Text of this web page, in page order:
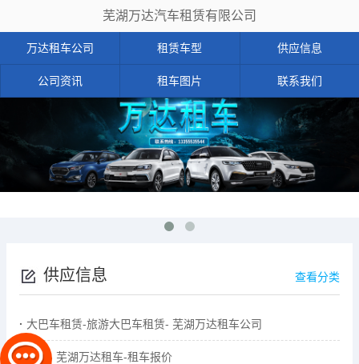
芜湖万达汽车租赁有限公司
万达租车公司 租赁车型 供应信息
公司资讯 租车图片 联系我们
供应信息 查看分类
大巴车租赁-旅游大巴车租赁- 芜湖万达租车公司
租车- 芜湖万达租车-租车报价